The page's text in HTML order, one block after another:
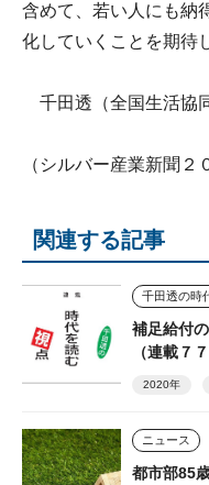
含めて、若い人にも納
化していくことを期待
千田透（全国生活協
（シルバー産業新聞２
関連する記事
補足給付
（連載７７
2020年
ニュース
都市部85